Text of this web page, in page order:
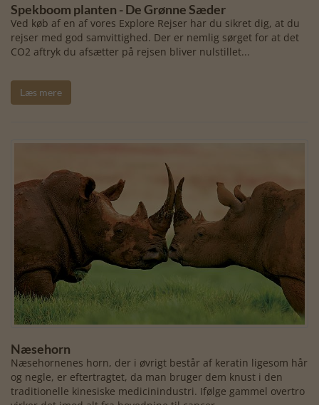
Spekboom planten - De Grønne Sæder
Ved køb af en af vores Explore Rejser har du sikret dig, at du
rejser med god samvittighed. Der er nemlig sørget for at det
CO2 aftryk du afsætter på rejsen bliver nulstillet...
Læs mere
Næsehorn
Næsehornenes horn, der i øvrigt består af keratin ligesom hår
og negle, er eftertragtet, da man bruger dem knust i den
traditionelle kinesiske medicinindustri. Ifølge gammel overtro